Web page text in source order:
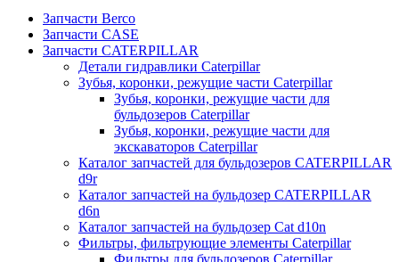
Запчасти Berco
Запчасти CASE
Запчасти CATERPILLAR
Детали гидравлики Caterpillar
Зубья, коронки, режущие части Caterpillar
Зубья, коронки, режущие части для
бульдозеров Caterpillar
Зубья, коронки, режущие части для
экскаваторов Caterpillar
Каталог запчастей для бульдозеров CATERPILLAR
d9r
Каталог запчастей на бульдозер CATERPILLAR
d6n
Каталог запчастей на бульдозер Сat d10n
Фильтры, фильтрующие элементы Caterpillar
Фильтры для бульдозеров Caterpillar